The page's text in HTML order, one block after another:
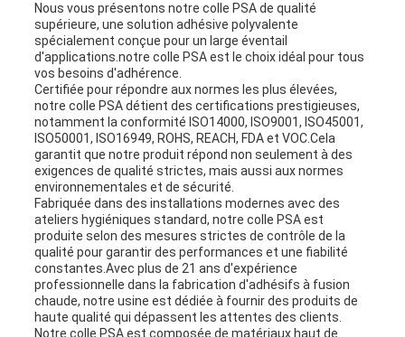
Nous vous présentons notre colle PSA de qualité
supérieure, une solution adhésive polyvalente
spécialement conçue pour un large éventail
d'applications.notre colle PSA est le choix idéal pour tous
vos besoins d'adhérence.
Certifiée pour répondre aux normes les plus élevées,
notre colle PSA détient des certifications prestigieuses,
notamment la conformité ISO14000, ISO9001, ISO45001,
ISO50001, ISO16949, ROHS, REACH, FDA et VOC.Cela
garantit que notre produit répond non seulement à des
exigences de qualité strictes, mais aussi aux normes
environnementales et de sécurité.
Fabriquée dans des installations modernes avec des
ateliers hygiéniques standard, notre colle PSA est
produite selon des mesures strictes de contrôle de la
qualité pour garantir des performances et une fiabilité
constantes.Avec plus de 21 ans d'expérience
professionnelle dans la fabrication d'adhésifs à fusion
chaude, notre usine est dédiée à fournir des produits de
haute qualité qui dépassent les attentes des clients.
Notre colle PSA est composée de matériaux haut de